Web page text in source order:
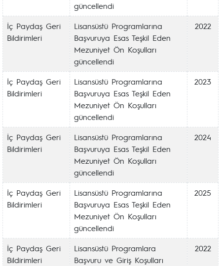
güncellendi
İç Paydaş Geri
Bildirimleri
Lisansüstü Programlarına
Başvuruya Esas Teşkil Eden
Mezuniyet Ön Koşulları
güncellendi
2022
İç Paydaş Geri
Bildirimleri
Lisansüstü Programlarına
Başvuruya Esas Teşkil Eden
Mezuniyet Ön Koşulları
güncellendi
2023
İç Paydaş Geri
Bildirimleri
Lisansüstü Programlarına
Başvuruya Esas Teşkil Eden
Mezuniyet Ön Koşulları
güncellendi
2024
İç Paydaş Geri
Bildirimleri
Lisansüstü Programlarına
Başvuruya Esas Teşkil Eden
Mezuniyet Ön Koşulları
güncellendi
2025
İç Paydaş Geri
Bildirimleri
Lisansüstü Programlara
Başvuru ve Giriş Koşulları
2022